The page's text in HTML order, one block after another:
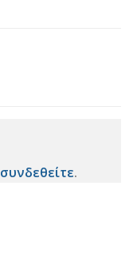
συνδεθείτε.